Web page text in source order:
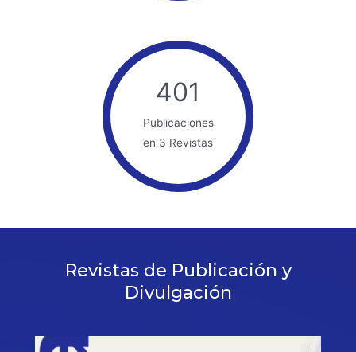
401
Publicaciones
en 3 Revistas
Revistas de Publicación y
Divulgación